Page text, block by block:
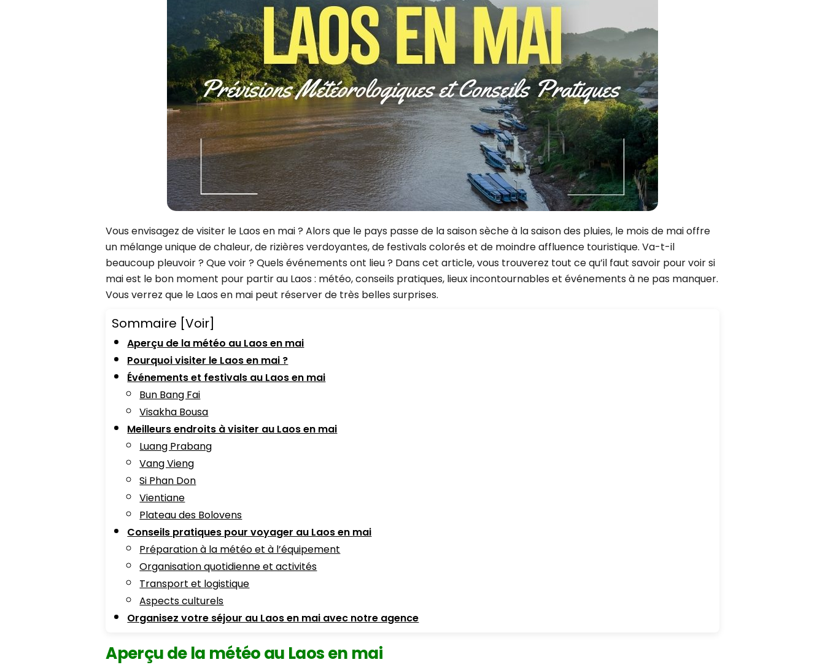
Juillet
Août
Octobre
Novembre Décembre
CIRCUITS VIETNAM PAR DURÉE
7 jours
9 jours
10 jours
11 jours
12 jours
14 jours
15 jours
16 jours
17 jours
18 jours
19 jours
20 jours et plus
Yangon
Vientiane
Luang Prabang
Phu Tho
Cuc Phuong
Hue
Hoi An
Ho Chi Minh-Ville
Cu Chi
Da Lat
Delta du Mékong
Can Tho
Marché flottant Cai Rang
Chau Doc
Cat Tien
Dien Bien Phu
Mui Ne Phan Thiet
Nha Trang
Phong Nha Ke Bang Phu Quoc
Vous envisagez de visiter le Laos en mai ? Alors que le pays passe de la saison sèche à la saison des pluies, le mois de mai offre
un mélange unique de chaleur, de rizières verdoyantes, de festivals colorés et de moindre affluence touristique. Va-t-il
beaucoup pleuvoir ? Que voir ? Quels événements ont lieu ? Dans cet article, vous trouverez tout ce qu’il faut savoir pour voir si
mai est le bon moment pour partir au Laos : météo, conseils pratiques, lieux incontournables et événements à ne pas manquer.
Vous verrez que le Laos en mai peut réserver de très belles surprises.
Sommaire [Voir]
Aperçu de la météo au Laos en mai
Pourquoi visiter le Laos en mai ?
Événements et festivals au Laos en mai
Bun Bang Fai
Visakha Bousa
Meilleurs endroits à visiter au Laos en mai
Luang Prabang
Vang Vieng
Si Phan Don
Vientiane
Plateau des Bolovens
Conseils pratiques pour voyager au Laos en mai
Préparation à la météo et à l’équipement
Organisation quotidienne et activités
Transport et logistique
Aspects culturels
Organisez votre séjour au Laos en mai avec notre agence
Aperçu de la météo au Laos en mai